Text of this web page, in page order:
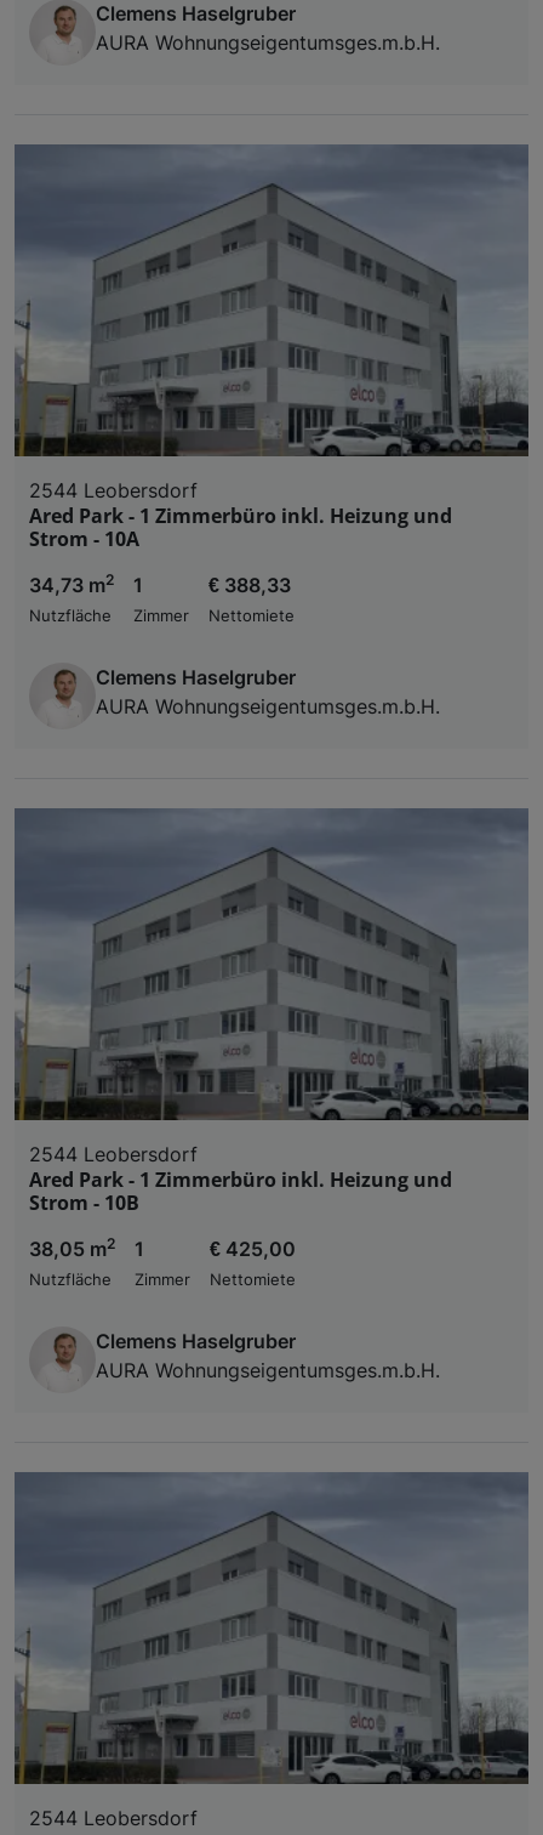
Clemens Haselgruber
AURA Wohnungseigentumsges.m.b.H.
2544 Leobersdorf
Ared Park - 1 Zimmerbüro inkl. Heizung und
Strom - 10A
34,73 m2
Nutzfläche
1
Zimmer
€ 388,33
Nettomiete
Clemens Haselgruber
AURA Wohnungseigentumsges.m.b.H.
2544 Leobersdorf
Ared Park - 1 Zimmerbüro inkl. Heizung und
Strom - 10B
38,05 m2
Nutzfläche
1
Zimmer
€ 425,00
Nettomiete
Clemens Haselgruber
AURA Wohnungseigentumsges.m.b.H.
2544 Leobersdorf